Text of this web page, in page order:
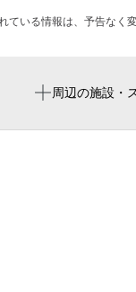
ている情報は、予告なく
周辺の施設・
。